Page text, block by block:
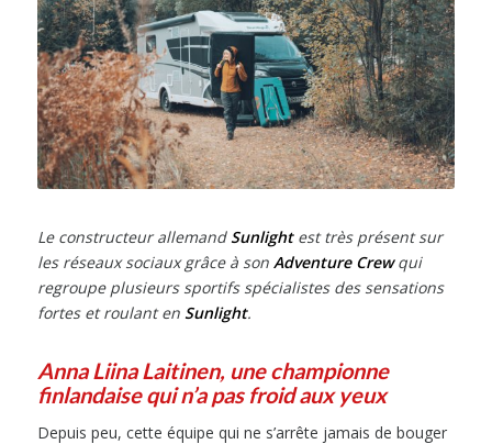
Le constructeur allemand Sunlightest très présent sur
les réseaux sociaux grâce à son Adventure Crewqui
regroupe plusieurs sportifs spécialistes des sensations
fortes et roulant en Sunlight.
Anna Liina Laitinen, une championne
finlandaise qui n’a pas froid aux yeux
Depuis peu, cette équipe qui ne s’arrête jamais de bouger